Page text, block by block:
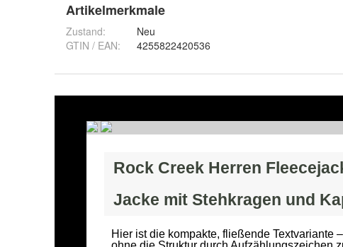
Artikelmerkmale
Zustand:
Neu
GTIN / EAN:
4255822420536